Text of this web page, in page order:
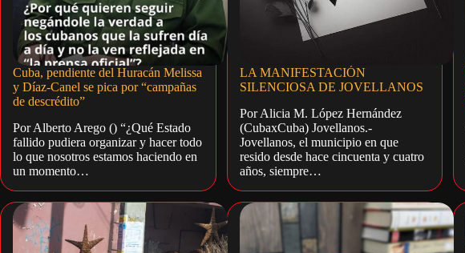
Cuba, pendiente del Huracán Melissa
y Díaz-Canel se pica por “campañas
de descrédito”
Por Alberto Arego () “¿Qué Estado
fallido pudiera organizar y hacer todo
lo que nosotros estamos haciendo en
un momento…
LA MANIFESTACIÓN
SILENCIOSA DE JOVELLANOS
Por Alicia M. López Hernández
(CubaxCuba) Jovellanos.-
Jovellanos, el municipio en que
resido desde hace cincuenta y cuatro
años, siempre…